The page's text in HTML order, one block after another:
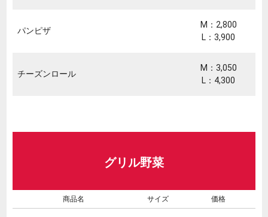
パンピザ
M：2,800
L：3,900
チーズンロール
M：3,050
L：4,300
グリル野菜
商品名 サイズ 価格